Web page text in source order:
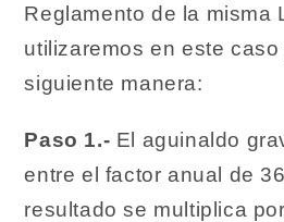
Reglamento de la misma
utilizaremos en este
siguiente manera:
Paso 1.- El aguinaldo
entre el factor anual de
resultado se multiplica